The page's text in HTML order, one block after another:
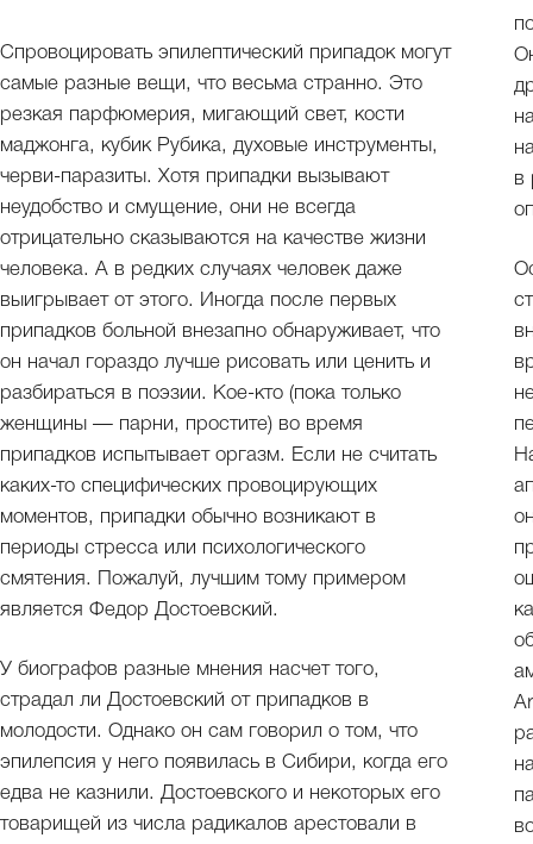
Спровоцировать эпилептический припадок могут
самые разные вещи, что весьма странно. Это
резкая парфюмерия, мигающий свет, кости
маджонга, кубик Рубика, духовые инструменты,
черви-паразиты. Хотя припадки вызывают
неудобство и смущение, они не всегда
отрицательно сказываются на качестве жизни
человека. А в редких случаях человек даже
выигрывает от этого. Иногда после первых
припадков больной внезапно обнаруживает, что
он начал гораздо лучше рисовать или ценить и
разбираться в поэзии. Кое-кто (пока только
женщины — парни, простите) во время
припадков испытывает оргазм. Если не считать
каких-то специфических провоцирующих
моментов, припадки обычно возникают в
периоды стресса или психологического
смятения. Пожалуй, лучшим тому примером
является Федор Достоевский.
У биографов разные мнения насчет того,
страдал ли Достоевский от припадков в
молодости. Однако он сам говорил о том, что
эпилепсия у него появилась в Сибири, когда его
едва не казнили. Достоевского и некоторых его
товарищей из числа радикалов арестовали в
в